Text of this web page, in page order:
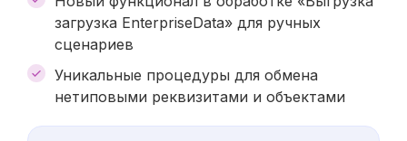
загрузка EnterpriseData» для ручных
сценариев
Уникальные процедуры для обмена
нетиповыми реквизитами и объектами